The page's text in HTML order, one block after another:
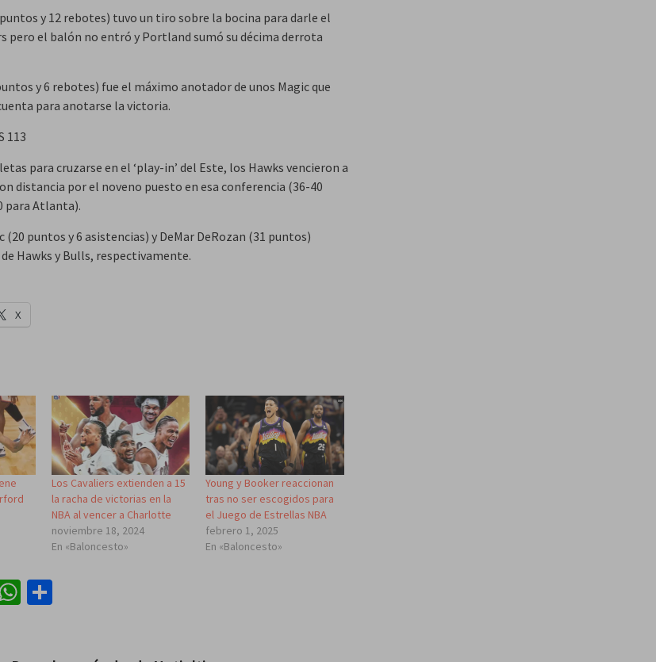
y 12 rebotes) tuvo un tiro sobre la bocina para darle el
pero el balón no entró y Portland sumó su décima derrota
y 6 rebotes) fue el máximo anotador de unos Magic que
para anotarse la victoria.
113
para cruzarse en el ‘play-in’ del Este, los Hawks vencieron a
distancia por el noveno puesto en esa conferencia (36-40
para Atlanta).
(20 puntos y 6 asistencias) y DeMar DeRozan (31 puntos)
Hawks y Bulls, respectivamente.
X
Los Cavaliers extienden a 15
la racha de victorias en la
NBA al vencer a Charlotte
noviembre 18, 2024
En «Baloncesto»
Young y Booker reaccionan
tras no ser escogidos para
el Juego de Estrellas NBA
febrero 1, 2025
En «Baloncesto»
WhatsApp